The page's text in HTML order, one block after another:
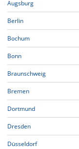
Augsburg
Berlin
Bochum
Bonn
Braunschweig
Bremen
Dortmund
Dresden
Düsseldorf